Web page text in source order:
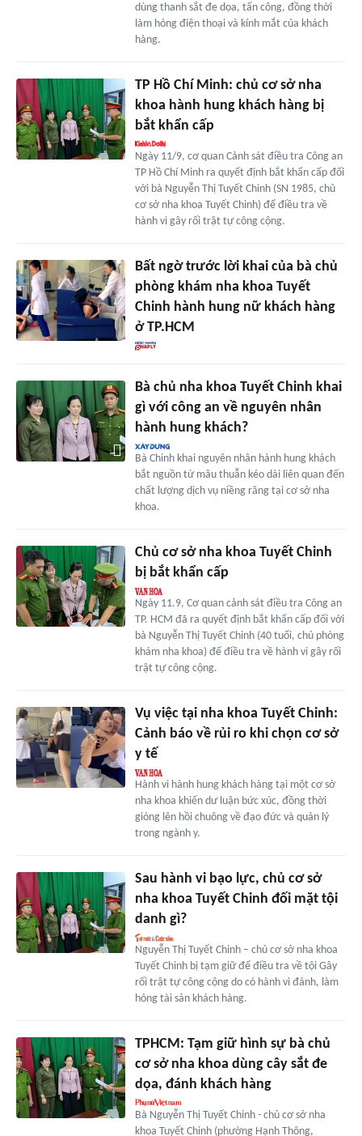
dùng thanh sắt đe dọa, tấn công, đồng thời
làm hỏng điện thoại và kính mắt của khách
hàng.
TP Hồ Chí Minh: chủ cơ sở nha
khoa hành hung khách hàng bị
bắt khẩn cấp
Ngày 11/9, cơ quan Cảnh sát điều tra Công an
TP Hồ Chí Minh ra quyết định bắt khẩn cấp đối
với bà Nguyễn Thị Tuyết Chinh (SN 1985, chủ
cơ sở nha khoa Tuyết Chinh) để điều tra về
hành vi gây rối trật tự công cộng.
Bất ngờ trước lời khai của bà chủ
phòng khám nha khoa Tuyết
Chinh hành hung nữ khách hàng
ở TP.HCM
Bà chủ nha khoa Tuyết Chinh khai
gì với công an về nguyên nhân
hành hung khách?
Bà Chinh khai nguyên nhân hành hung khách
bắt nguồn từ mâu thuẫn kéo dài liên quan đến
chất lượng dịch vụ niềng răng tại cơ sở nha
khoa.
Chủ cơ sở nha khoa Tuyết Chinh
bị bắt khẩn cấp
Ngày 11.9, Cơ quan cảnh sát điều tra Công an
TP. HCM đã ra quyết định bắt khẩn cấp đối với
bà Nguyễn Thị Tuyết Chinh (40 tuổi, chủ phòng
khám nha khoa) để điều tra về hành vi gây rối
trật tự công cộng.
Vụ việc tại nha khoa Tuyết Chinh:
Cảnh báo về rủi ro khi chọn cơ sở
y tế
Hành vi hành hung khách hàng tại một cơ sở
nha khoa khiến dư luận bức xúc, đồng thời
gióng lên hồi chuông về đạo đức và quản lý
trong ngành y.
Sau hành vi bạo lực, chủ cơ sở
nha khoa Tuyết Chinh đối mặt tội
danh gì?
Nguyễn Thị Tuyết Chinh – chủ cơ sở nha khoa
Tuyết Chinh bị tạm giữ để điều tra về tội Gây
rối trật tự công cộng do có hành vi đánh, làm
hỏng tài sản khách hàng.
TPHCM: Tạm giữ hình sự bà chủ
cơ sở nha khoa dùng cây sắt đe
dọa, đánh khách hàng
Bà Nguyễn Thị Tuyết Chinh - chủ cơ sở nha
khoa Tuyết Chinh (phường Hạnh Thông,